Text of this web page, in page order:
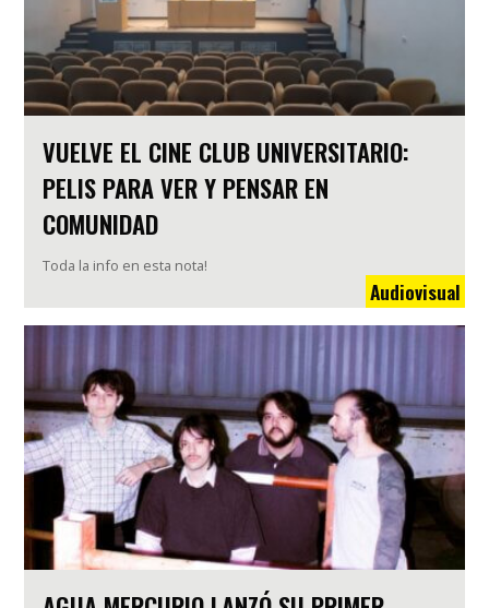
VUELVE EL CINE CLUB UNIVERSITARIO:
PELIS PARA VER Y PENSAR EN
COMUNIDAD
Toda la info en esta nota!
Audiovisual